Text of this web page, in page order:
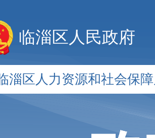
临淄区人民政府
淄区人力资源和社会保